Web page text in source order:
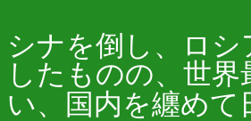
シナを倒し、ロ
したものの、世
い、国内を纏め